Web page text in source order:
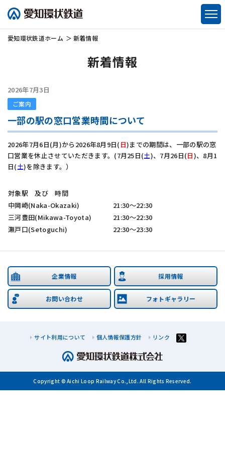
愛知環状鉄道ホーム 新着情報
新着情報
2026年7月3日
ご案内
一部の駅の窓口営業時間について
2026年7月6日(月)から2026年8月9日( 日)までの期間は、一部の駅の窓
口営業を休止させていただきます。(7月25日(土)、7月26日(日)、8月1
日(土)を除きます。）
対象駅 及び 時間
中岡崎(Naka-Okazaki)
21:30～22:30
三河豊田(Mikawa-Toyota)
21:30～22:30
瀬戸口(Setoguchi)
22:30～23:30
企業情報 採用情報
お問い合わせ フォトギャラリー
サイト利用について 個人情報保護方針 リンク
Copyright © Aichi Loop Railway Co.,Ltd. All Rights Reserved.